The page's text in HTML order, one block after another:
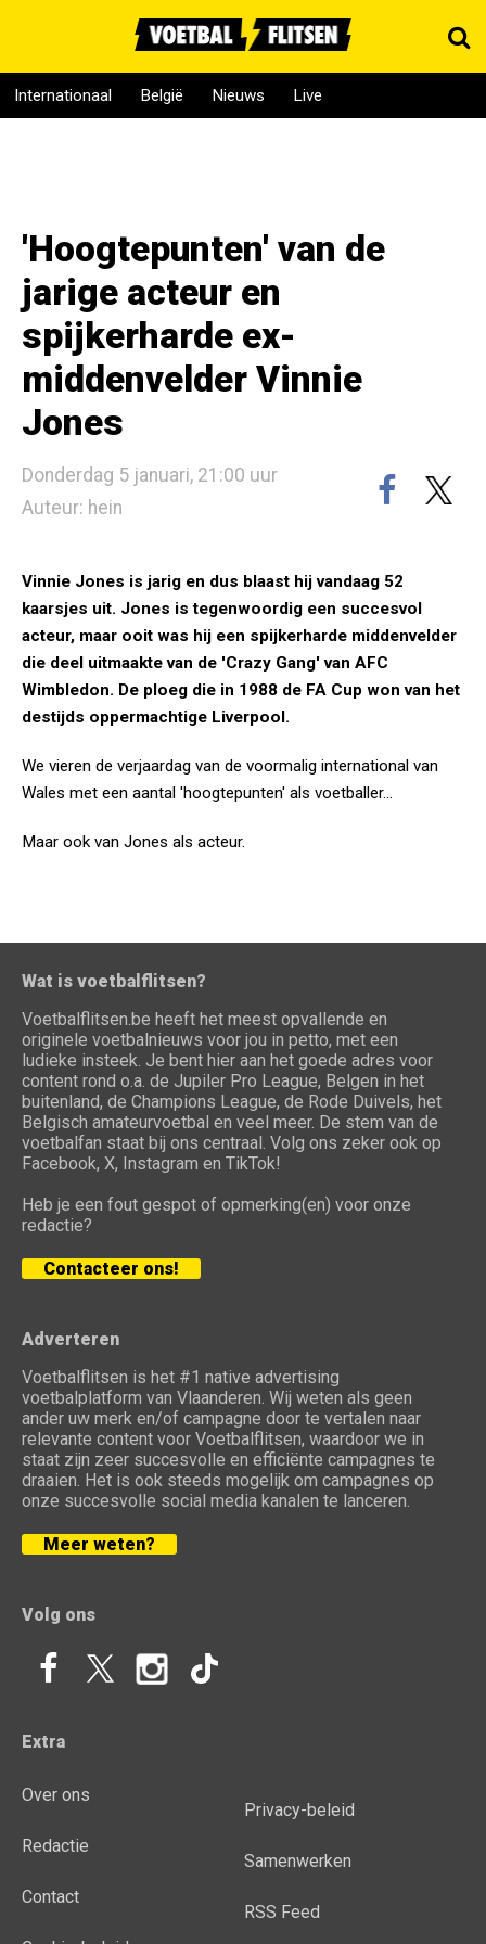
Internationaal België Nieuws Live
'Hoogtepunten' van de
jarige acteur en
spijkerharde ex-
middenvelder Vinnie
Jones
Donderdag 5 januari, 21:00 uur
Auteur: hein
Vinnie Jones is jarig en dus blaast hij vandaag 52
kaarsjes uit. Jones is tegenwoordig een succesvol
acteur, maar ooit was hij een spijkerharde middenvelder
die deel uitmaakte van de 'Crazy Gang' van AFC
Wimbledon. De ploeg die in 1988 de FA Cup won van het
destijds oppermachtige Liverpool.
We vieren de verjaardag van de voormalig international van
Wales met een aantal 'hoogtepunten' als voetballer...
Maar ook van Jones als acteur.
Wat is voetbalflitsen?
Voetbalflitsen.be heeft het meest opvallende en
originele voetbalnieuws voor jou in petto, met een
ludieke insteek. Je bent hier aan het goede adres voor
content rond o.a. de Jupiler Pro League, Belgen in het
buitenland, de Champions League, de Rode Duivels, het
Belgisch amateurvoetbal en veel meer. De stem van de
voetbalfan staat bij ons centraal. Volg ons zeker ook op
Facebook, X, Instagram en TikTok!
Heb je een fout gespot of opmerking(en) voor onze
redactie?
Contacteer ons!
Adverteren
Voetbalflitsen is het #1 native advertising
voetbalplatform van Vlaanderen. Wij weten als geen
ander uw merk en/of campagne door te vertalen naar
relevante content voor Voetbalflitsen, waardoor we in
staat zijn zeer succesvolle en efficiënte campagnes te
draaien. Het is ook steeds mogelijk om campagnes op
onze succesvolle social media kanalen te lanceren.
Meer weten?
Volg ons
Extra
Over ons
Redactie
Contact
Privacy-beleid
Samenwerken
RSS Feed